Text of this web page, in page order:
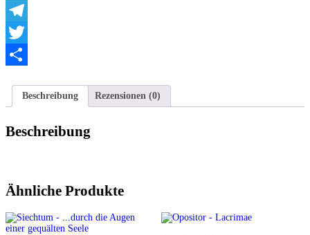
WhatsApp
Telegram
Twitter
Beschreibung
Rezensionen (0)
Beschreibung
Ähnliche Produkte